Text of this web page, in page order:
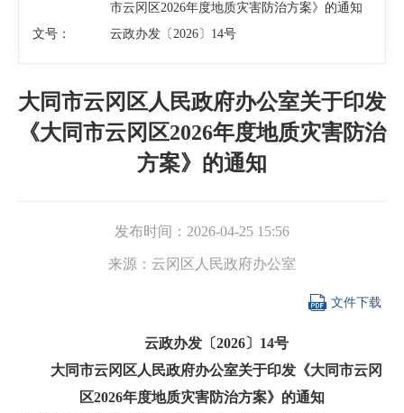
市云冈区2026年度地质灾害防治方案》的通知
文号：
云政办发〔2026〕14号
大同市云冈区人民政府办公室关于印发
《大同市云冈区2026年度地质灾害防治
方案》的通知
发布时间： 2026-04-25 15:56
来源： 云冈区人民政府办公室
 文件下载
云政办发〔2026〕14号
大同市云冈区人民政府办公室关于印发《大同市云冈
区2026年度地质灾害防治方案》的通知